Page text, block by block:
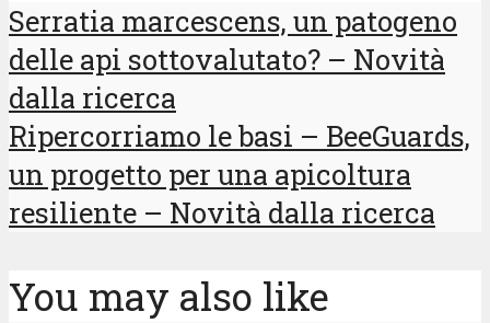
Serratia marcescens, un patogeno
delle api sottovalutato? – Novità
dalla ricerca
Ripercorriamo le basi – BeeGuards,
un progetto per una apicoltura
resiliente – Novità dalla ricerca
You may also like